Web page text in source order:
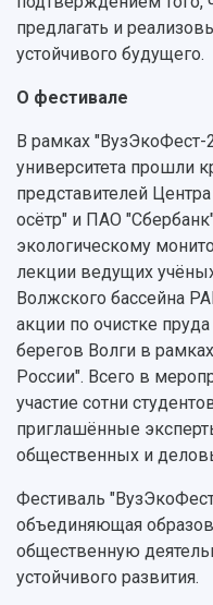
предлагать и
устойчивого будущего.
О фестивале
В рамках "ВузЭкоФест-
университета прошли
представителей
осётр" и ПАО
экологическому
лекции ведущих
Волжского бассейна
акции по очистке
берегов Волги в
России". Всего в
участие сотни
приглашённые
общественных и
Фестиваль
объединяющая
общественную
устойчивого развития.